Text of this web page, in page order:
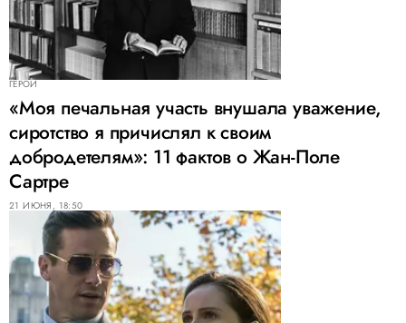
ГЕРОИ
«Моя печальная участь внушала уважение,
сиротство я причислял к своим
добродетелям»: 11 фактов о Жан-Поле
Сартре
21 ИЮНЯ, 18:50